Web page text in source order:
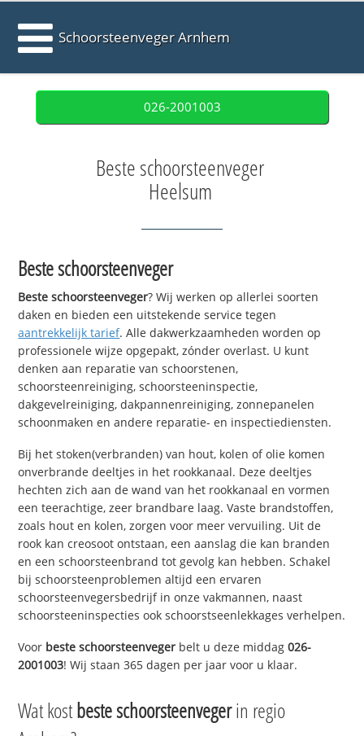
Schoorsteenveger Arnhem
026-2001003
Beste schoorsteenveger
Heelsum
Beste schoorsteenveger
Beste schoorsteenveger? Wij werken op allerlei soorten
daken en bieden een uitstekende service tegen
aantrekkelijk tarief. Alle dakwerkzaamheden worden op
professionele wijze opgepakt, zónder overlast. U kunt
denken aan reparatie van schoorstenen,
schoorsteenreiniging, schoorsteeninspectie,
dakgevelreiniging, dakpannenreiniging, zonnepanelen
schoonmaken en andere reparatie- en inspectiediensten.
Bij het stoken(verbranden) van hout, kolen of olie komen
onverbrande deeltjes in het rookkanaal. Deze deeltjes
hechten zich aan de wand van het rookkanaal en vormen
een teerachtige, zeer brandbare laag. Vaste brandstoffen,
zoals hout en kolen, zorgen voor meer vervuiling. Uit de
rook kan creosoot ontstaan, een aanslag die kan branden
en een schoorsteenbrand tot gevolg kan hebben. Schakel
bij schoorsteenproblemen altijd een ervaren
schoorsteenvegersbedrijf in onze vakmannen, naast
schoorsteeninspecties ook schoorstseenlekkages verhelpen.
Voor beste schoorsteenveger belt u deze middag026-
2001003! Wij staan 365 dagen per jaar voor u klaar.
Wat kostbeste schoorsteenvegerin regio